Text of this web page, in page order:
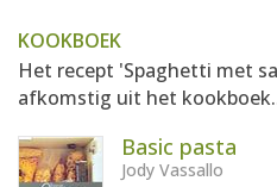
KOOKBOEK
Het recept 'Spaghetti met
afkomstig uit het
Basic pasta
Jody Vassallo